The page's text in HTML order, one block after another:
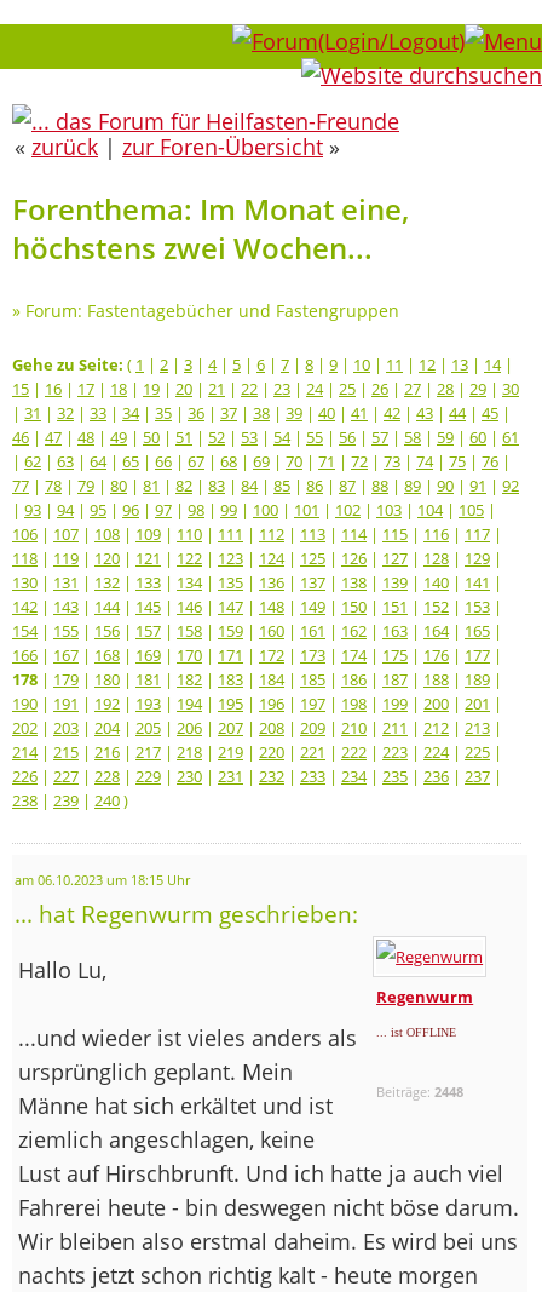
« zurück | zur Foren-Übersicht »
Forenthema: Im Monat eine,
höchstens zwei Wochen...
» Forum: Fastentagebücher und Fastengruppen
Gehe zu Seite: ( 1 | 2 | 3 | 4| 5 | 6 | 7 | 8 | 9 | 10 | 11 | 12 | 13 | 14|
15 | 16 | 17 | 18 | 19 | 20 | 21 | 22 | 23 | 24| 25 | 26 | 27 | 28 | 29 | 30
| 31 | 32 | 33 | 34| 35 | 36 | 37 | 38 | 39 | 40 | 41 | 42 | 43 | 44| 45 |
46 | 47 | 48 | 49 | 50 | 51 | 52 | 53 | 54| 55 | 56 | 57 | 58 | 59 | 60 | 61
| 62 | 63 | 64| 65 | 66 | 67 | 68 | 69 | 70 | 71 | 72 | 73 | 74| 75 | 76 |
77 | 78 | 79 | 80 | 81 | 82 | 83 | 84| 85 | 86 | 87 | 88 | 89 | 90 | 91 | 92
| 93 | 94| 95 | 96 | 97 | 98 | 99 | 100 | 101 | 102 | 103 | 104| 105 |
106 | 107 | 108 | 109 | 110 | 111 | 112 | 113 | 114| 115 | 116 | 117 |
118 | 119 | 120 | 121 | 122 | 123 | 124| 125 | 126 | 127 | 128 | 129 |
130 | 131 | 132 | 133 | 134| 135 | 136 | 137 | 138 | 139 | 140 | 141 |
142 | 143 | 144| 145 | 146 | 147 | 148 | 149 | 150 | 151 | 152 | 153 |
154| 155 | 156 | 157 | 158 | 159 | 160 | 161 | 162 | 163 | 164| 165 |
166 | 167 | 168 | 169 | 170 | 171 | 172 | 173 | 174| 175 | 176 | 177 |
178 | 179 | 180 | 181 | 182 | 183 | 184| 185 | 186 | 187 | 188 | 189 |
190 | 191 | 192 | 193 | 194| 195 | 196 | 197 | 198 | 199 | 200 | 201 |
202 | 203 | 204| 205 | 206 | 207 | 208 | 209 | 210 | 211 | 212 | 213 |
214| 215 | 216 | 217 | 218 | 219 | 220 | 221 | 222 | 223 | 224| 225 |
226 | 227 | 228 | 229 | 230 | 231 | 232 | 233 | 234| 235 | 236 | 237 |
238 | 239 | 240)
am 06.10.2023 um 18:15 Uhr
... hat Regenwurm geschrieben:
Regenwurm
... ist OFFLINE
Beiträge: 2448
Hallo Lu,
...und wieder ist vieles anders als
ursprünglich geplant. Mein
Männe hat sich erkältet und ist
ziemlich angeschlagen, keine
Lust auf Hirschbrunft. Und ich hatte ja auch viel
Fahrerei heute - bin deswegen nicht böse darum.
Wir bleiben also erstmal daheim. Es wird bei uns
nachts jetzt schon richtig kalt - heute morgen